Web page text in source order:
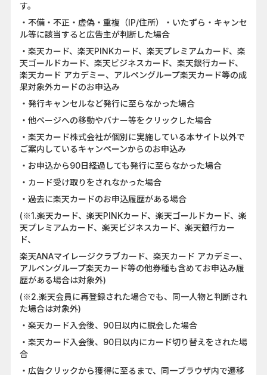
す。
・不備・不正・虚偽・重複（IP/住所）・いたずら・キャンセ
ル等に該当すると広告主が判断した場合
・楽天カード、楽天PINKカード、楽天プレミアムカード、楽
天ゴールドカード、楽天ビジネスカード、楽天銀行カード、
楽天カード アカデミー、アルペングループ楽天カード等の成
果対象外カードのお申込み
・発行キャンセルなど発行に至らなかった場合
・他ページへの移動やバナー等をクリックした場合
・楽天カード株式会社が個別に実施している本サイト以外で
ご案内しているキャンペーンからのお申込み
・お申込から90日経過しても発行に至らなかった場合
・カード受け取りをされなかった場合
・過去に楽天カードのお申込履歴がある場合
(※1.楽天カード、楽天PINKカード、楽天ゴールドカード、楽
天プレミアムカード、楽天ビジネスカード、楽天銀行カー
ド、
楽天ANAマイレージクラブカード、楽天カード アカデミー、
アルペングループ楽天カード等の他券種も含めてお申込み履
歴がある場合は対象外)
(※2.楽天会員に再登録された場合でも、同一人物と判断され
た場合は対象外)
・楽天カード入会後、90日以内に脱会した場合
・楽天カード入会後、90日以内にカード切り替えをされた場
合
・広告クリックから獲得に至るまで、同一ブラウザ内で遷移